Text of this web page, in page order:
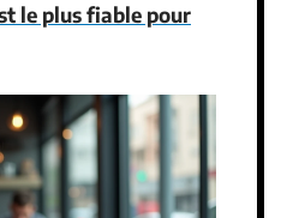
le plus fiable pour